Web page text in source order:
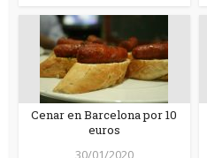
Cenar en Barcelona por 10
euros
30/01/2020